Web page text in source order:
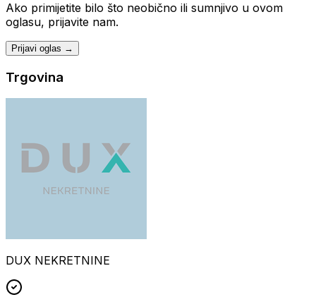
Ako primijetite bilo što neobično ili sumnjivo u ovom
oglasu, prijavite nam.
Prijavi oglas →
Trgovina
DUX NEKRETNINE